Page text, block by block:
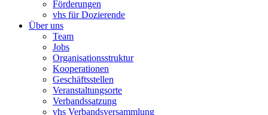
Förderungen
vhs für Dozierende
Über uns
Team
Jobs
Organisationsstruktur
Kooperationen
Geschäftsstellen
Veranstaltungsorte
Verbandssatzung
vhs Verbandsversammlung